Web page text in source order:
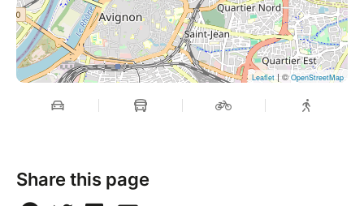
Leaflet| ©OpenStreetMap
Share this page